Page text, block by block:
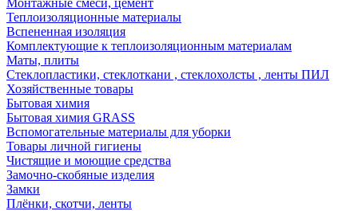
Монтажные смеси, цемент
Теплоизоляционные материалы
Вспененная изоляция
Комплектующие к теплоизоляционным материалам
Маты, плиты
Стеклопластики, стеклоткани , стеклохолсты , ленты ПИЛ
Хозяйственные товары
Бытовая химия
Бытовая химия GRASS
Вспомогательные материалы для уборки
Товары личной гигиены
Чистящие и моющие средства
Замочно-скобяные изделия
Замки
Плёнки, скотчи, ленты